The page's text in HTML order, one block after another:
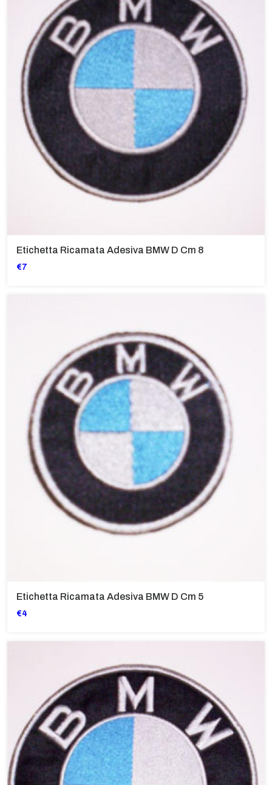
Etichetta Ricamata Adesiva BMW D Cm 8
€7
Etichetta Ricamata Adesiva BMW D Cm 5
€4